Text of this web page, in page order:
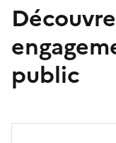
public